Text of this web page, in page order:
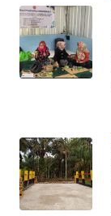
WN
MALUT
WN
DANAU
TOBA